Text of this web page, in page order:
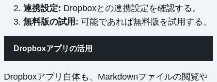
連携設定: Dropboxとの連携設定を確認する。
無料版の試用: 可能であれば無料版を試用する。
Dropboxアプリの活用
Dropboxアプリ自体も、Markdownファイルの閲覧や